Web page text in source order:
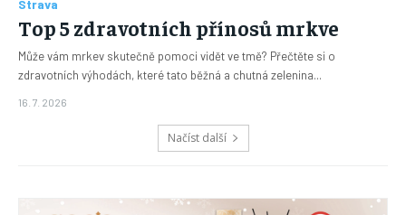
Strava
Top 5 zdravotních přínosů mrkve
Může vám mrkev skutečně pomoci vidět ve tmě? Přečtěte si o
zdravotních výhodách, které tato běžná a chutná zelenina...
16. 7. 2026
Načíst další